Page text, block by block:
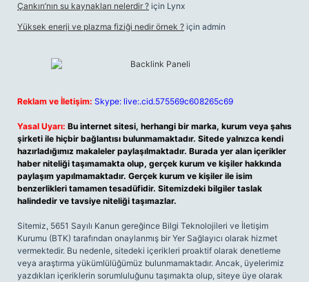
Çankırı’nın su kaynakları nelerdir ? için Lynx
Yüksek enerji ve plazma fiziği nedir örnek ? için admin
Reklam ve İletişim: Skype: live:.cid.575569c608265c69
Yasal Uyarı: Bu internet sitesi, herhangi bir marka, kurum veya şahıs
şirketi ile hiçbir bağlantısı bulunmamaktadır. Sitede yalnızca kendi
hazırladığımız makaleler paylaşılmaktadır. Burada yer alan içerikler
haber niteliği taşımamakta olup, gerçek kurum ve kişiler hakkında
paylaşım yapılmamaktadır. Gerçek kurum ve kişiler ile isim
benzerlikleri tamamen tesadüfidir. Sitemizdeki bilgiler taslak
halindedir ve tavsiye niteliği taşımazlar.
Sitemiz, 5651 Sayılı Kanun gereğince Bilgi Teknolojileri ve İletişim
Kurumu (BTK) tarafından onaylanmış bir Yer Sağlayıcı olarak hizmet
vermektedir. Bu nedenle, sitedeki içerikleri proaktif olarak denetleme
veya araştırma yükümlülüğümüz bulunmamaktadır. Ancak, üyelerimiz
yazdıkları içeriklerin sorumluluğunu taşımakta olup, siteye üye olarak